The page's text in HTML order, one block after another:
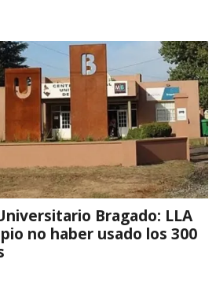
Bragado: LLA
no haber usado los 300